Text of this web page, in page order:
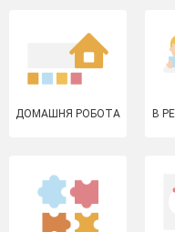
ДОМАШНЯ РОБОТА В